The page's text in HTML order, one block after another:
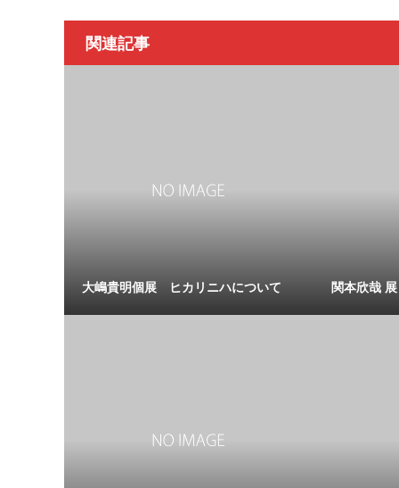
関連記事
大嶋貴明個展 ヒカリニハについて 関本欣哉 展